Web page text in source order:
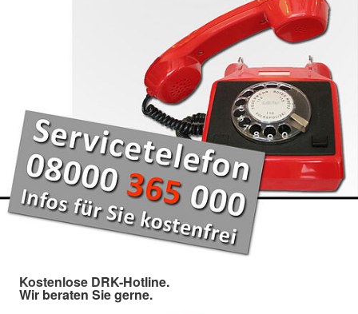
Kostenlose DRK-Hotline.
Wir beraten Sie gerne.